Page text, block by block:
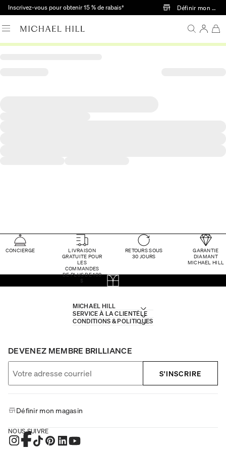
Passer au contenu principal
Inscrivez-vous pour obtenir 15 % de rabais† Définir mon
CONCIERGE
LIVRAISON
GRATUITE POUR
LES
COMMANDES
DE PLUS DE 100
$
RETOURS SOUS
30 JOURS
GARANTIE
DIAMANT
MICHAEL HILL
MICHAEL HILL
SERVICE À LA CLIENTÈLE
CONDITIONS & POLITIQUES
DEVENEZ MEMBRE BRILLIANCE
S'INSCRIRE
Définir mon magasin
NOUS SUIVRE